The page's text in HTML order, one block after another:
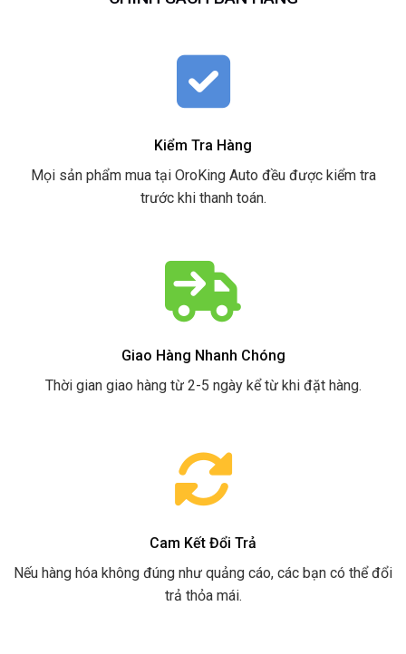
Kiểm Tra Hàng
Mọi sản phẩm mua tại OroKing Auto đều được kiểm tra
trước khi thanh toán.
Giao Hàng Nhanh Chóng
Thời gian giao hàng từ 2-5 ngày kể từ khi đặt hàng.
Cam Kết Đổi Trả
Nếu hàng hóa không đúng như quảng cáo, các bạn có thể đổi
trả thỏa mái.